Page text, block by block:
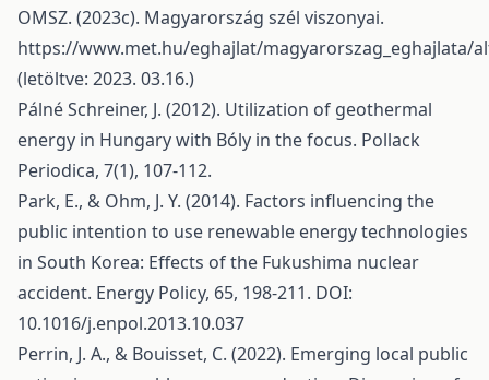
OMSZ. (2023c). Magyarország szél viszonyai.
https://www.met.hu/eghajlat/magyarorszag_eghajlata/
(letöltve: 2023. 03.16.)
Pálné Schreiner, J. (2012). Utilization of geothermal
energy in Hungary with Bóly in the focus. Pollack
Periodica, 7(1), 107-112.
Park, E., & Ohm, J. Y. (2014). Factors influencing the
public intention to use renewable energy technologies
in South Korea: Effects of the Fukushima nuclear
accident. Energy Policy, 65, 198-211. DOI:
10.1016/j.enpol.2013.10.037
Perrin, J. A., & Bouisset, C. (2022). Emerging local public